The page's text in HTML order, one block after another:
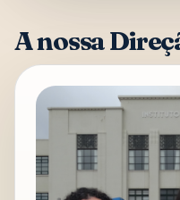
A nossa